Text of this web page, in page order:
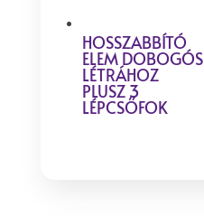
HOSSZABBÍTÓ
ELEM DOBOGÓS
LÉTRÁHOZ
PLUSZ 3
LÉPCSŐFOK